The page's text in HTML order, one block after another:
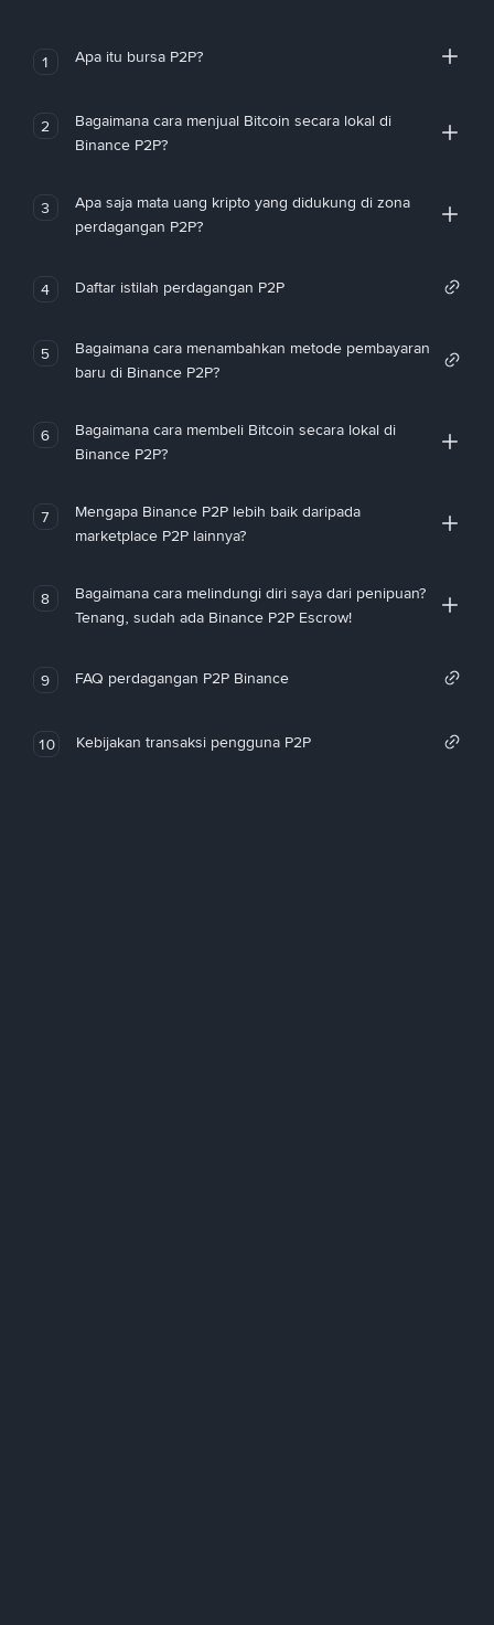
1 Apa itu bursa P2P?
2
Bagaimana cara menjual Bitcoin secara lokal di
Binance P2P?
3
Apa saja mata uang kripto yang didukung di zona
perdagangan P2P?
4 Daftar istilah perdagangan P2P
5
Bagaimana cara menambahkan metode pembayaran
baru di Binance P2P?
6
Bagaimana cara membeli Bitcoin secara lokal di
Binance P2P?
7
Mengapa Binance P2P lebih baik daripada
marketplace P2P lainnya?
8
Bagaimana cara melindungi diri saya dari penipuan?
Tenang, sudah ada Binance P2P Escrow!
9 FAQ perdagangan P2P Binance
10 Kebijakan transaksi pengguna P2P